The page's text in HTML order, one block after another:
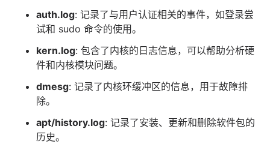
auth.log: 记录了与用户认证相关的事件，如登录尝
试和 sudo 命令的使用。
kern.log: 包含了内核的日志信息，可以帮助分析硬
件和内核模块问题。
dmesg: 记录了内核环缓冲区的信息，用于故障排
除。
apt/history.log: 记录了安装、更新和删除软件包的
历史。